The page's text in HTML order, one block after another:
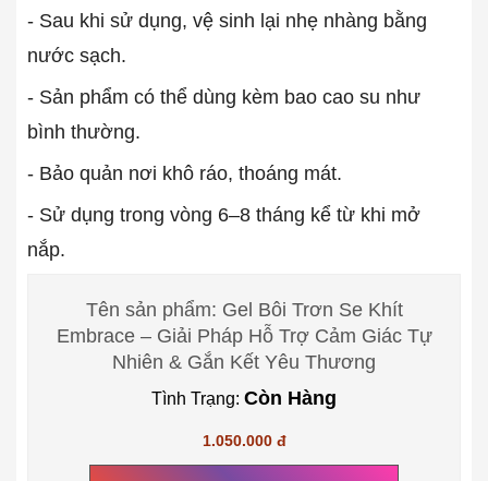
- Sau khi sử dụng, vệ sinh lại nhẹ nhàng bằng
nước sạch.
- Sản phẩm có thể dùng kèm bao cao su như
bình thường.
- Bảo quản nơi khô ráo, thoáng mát.
- Sử dụng trong vòng 6–8 tháng kể từ khi mở
nắp.
Tên sản phẩm: Gel Bôi Trơn Se Khít
Embrace – Giải Pháp Hỗ Trợ Cảm Giác Tự
Nhiên & Gắn Kết Yêu Thương
Tình Trạng: Còn Hàng
1.050.000 đ